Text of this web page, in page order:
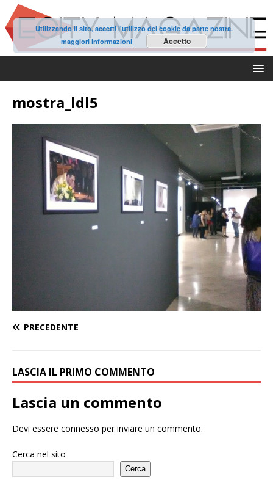
mostra_ldl5
PRECEDENTE
LASCIA IL PRIMO COMMENTO
Lascia un commento
Devi essere connesso per inviare un commento.
Cerca nel sito
Cerca
Utilizzando il sito, accetti l'utilizzo dei cookie da parte nostra.
maggiori informazioni
Accetto